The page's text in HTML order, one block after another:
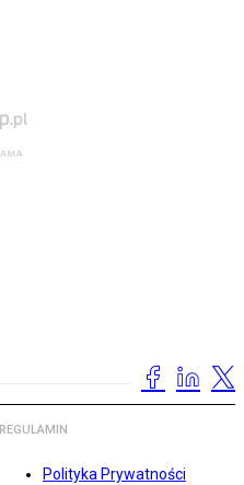
REGULAMIN
Polityka Prywatności